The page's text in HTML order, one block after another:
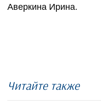
Аверкина Ирина.
Читайте также